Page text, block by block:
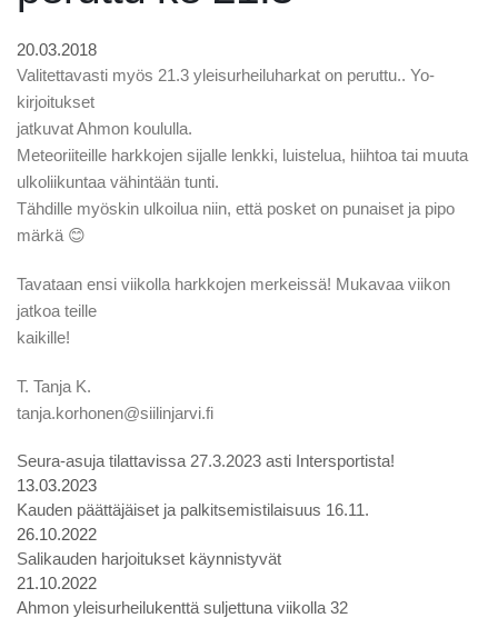
20.03.2018
Valitettavasti myös 21.3 yleisurheiluharkat on peruttu.. Yo-
kirjoitukset
jatkuvat Ahmon koululla.
Meteoriiteille harkkojen sijalle lenkki, luistelua, hiihtoa tai muuta
ulkoliikuntaa vähintään tunti.
Tähdille myöskin ulkoilua niin, että posket on punaiset ja pipo
märkä 😊
Tavataan ensi viikolla harkkojen merkeissä! Mukavaa viikon
jatkoa teille
kaikille!
T. Tanja K.
tanja.korhonen@siilinjarvi.fi
Seura-asuja tilattavissa 27.3.2023 asti Intersportista!
13.03.2023
Kauden päättäjäiset ja palkitsemistilaisuus 16.11.
26.10.2022
Salikauden harjoitukset käynnistyvät
21.10.2022
Ahmon yleisurheilukenttä suljettuna viikolla 32